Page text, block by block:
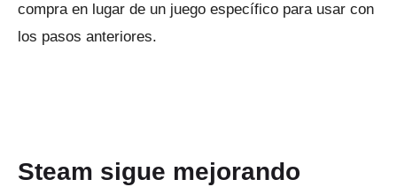
compra en lugar de un juego específico para usar con
los pasos anteriores.
Steam sigue mejorando